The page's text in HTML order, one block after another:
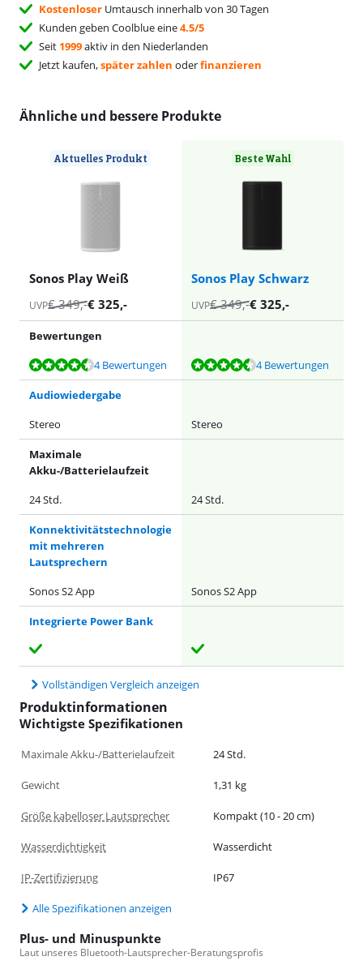
Kostenloser Umtausch innerhalb von 30 Tagen
Kunden geben Coolblue eine4.5/5
Seit 1999aktiv in den Niederlanden
Jetzt kaufen,später zahlen oderfinanzieren
Ähnliche und bessere Produkte
Aktuelles Produkt
Sonos Play Weiß
Beste Wahl
Sonos Play Schwarz
UVP€349,-€ 325,- UVP€349,-€ 325,-
Bewertungen
Bewertet mit 9,0 von 10, basierend auf 4 Bewertungen.
4 Bewertungen
Bewertet mit 9,0 von 10, basierend auf 4 Bewertungen.4 Bewertungen
Audiowiedergabe
Stereo
Stereo
Maximale
Akku-/Batterielaufzeit
24 Std.
24 Std.
Konnektivitätstechnologie
mit mehreren
Lautsprechern
Sonos S2 App
Sonos S2 App
Integrierte Power Bank
Vollständigen Vergleich anzeigen
Produktinformationen
Wichtigste Spezifikationen
Maximale Akku-/Batterielaufzeit 24 Std.
Gewicht 1,31 kg
Größe kabelloser Lautsprecher Kompakt (10 - 20 cm)
Wasserdichtigkeit Wasserdicht
IP-Zertifizierung IP67
Alle Spezifikationen anzeigen
Plus- und Minuspunkte
Laut unseres Bluetooth-Lautsprecher-Beratungsprofis